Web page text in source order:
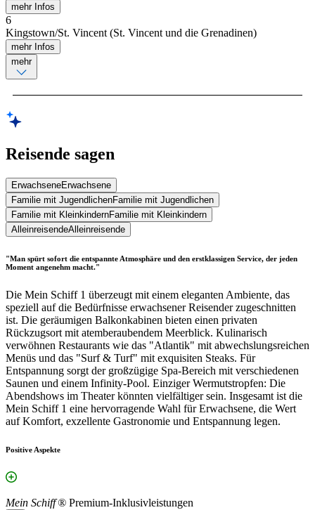
mehr Infos
6
Kingstown/St. Vincent (St. Vincent und die Grenadinen)
mehr Infos
mehr
Reisende sagen
ErwachseneErwachsene
Familie mit JugendlichenFamilie mit Jugendlichen
Familie mit KleinkindernFamilie mit Kleinkindern
AlleinreisendeAlleinreisende
"Man spürt sofort die entspannte Atmosphäre und den erstklassigen Service, der jeden
Moment angenehm macht."
Die Mein Schiff 1 überzeugt mit einem eleganten Ambiente, das
speziell auf die Bedürfnisse erwachsener Reisender zugeschnitten
ist. Die geräumigen Balkonkabinen bieten einen privaten
Rückzugsort mit atemberaubendem Meerblick. Kulinarisch
verwöhnen Restaurants wie das "Atlantik" mit abwechslungsreichen
Menüs und das "Surf & Turf" mit exquisiten Steaks. Für
Entspannung sorgt der großzügige Spa-Bereich mit verschiedenen
Saunen und einem Infinity-Pool. Einziger Wermutstropfen: Die
Abendshows im Theater könnten vielfältiger sein. Insgesamt ist die
Mein Schiff 1 eine hervorragende Wahl für Erwachsene, die Wert
auf Komfort, exzellente Gastronomie und Entspannung legen.
Positive Aspekte
Mein Schiff ® Premium-Inklusivleistungen